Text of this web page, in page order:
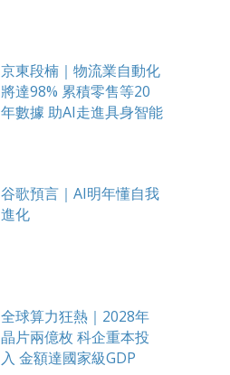
京東段楠｜物流業自動化
將達98% 累積零售等20
年數據 助AI走進具身智能
谷歌預言｜AI明年懂自我
進化
全球算力狂熱｜2028年
晶片兩億枚 科企重本投
入 金額達國家級GDP